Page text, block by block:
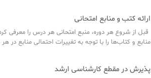
ارائه کتب و منابع امتحانی
قبل از شروع هر دوره، منبع امتحانی هر درس را معرفی
منابع و کتاب‌ها را با توجه به تغییرات احتمالی منابع در
پذیرش در مقطع کارشناسی ارشد